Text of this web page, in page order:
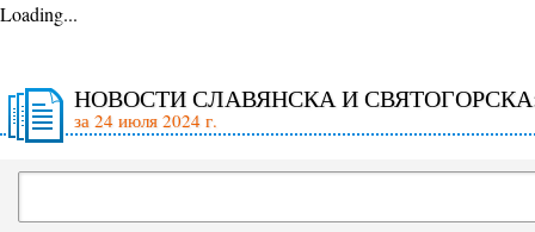
Loading...
НОВОСТИ СЛАВЯНСКА И
за 24 июля 2024 г.